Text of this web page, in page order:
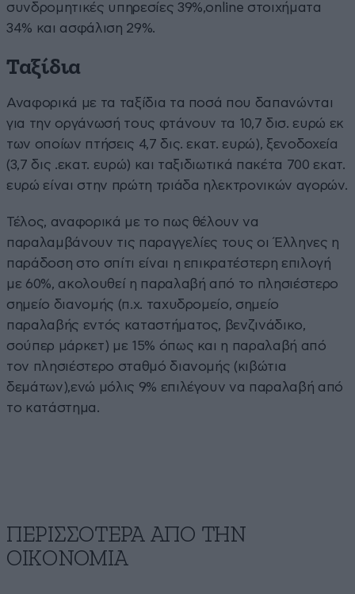
συνδρομητικές υπηρεσίες 39%,οnline στοιχήματα
34% και ασφάλιση 29%.
Ταξίδια
Αναφορικά με τα ταξίδια τα ποσά που δαπανώνται
για την οργάνωσή τους φτάνουν τα 10,7 δισ. ευρώ εκ
των οποίων πτήσεις 4,7 δις. εκατ. ευρώ), ξενοδοχεία
(3,7 δις .εκατ. ευρώ) και ταξιδιωτικά πακέτα 700 εκατ.
ευρώ είναι στην πρώτη τριάδα ηλεκτρονικών αγορών.
Τέλος, αναφορικά με το πως θέλουν να
παραλαμβάνουν τις παραγγελίες τους οι Έλληνες η
παράδοση στο σπίτι είναι η επικρατέστερη επιλογή
με 60%, ακολουθεί η παραλαβή από το πλησιέστερο
σημείο διανομής (π.χ. ταχυδρομείο, σημείο
παραλαβής εντός καταστήματος, βενζινάδικο,
σούπερ μάρκετ) με 15% όπως και η παραλαβή από
τον πλησιέστερο σταθμό διανομής (κιβώτια
δεμάτων),ενώ μόλις 9% επιλέγουν να παραλαβή από
το κατάστημα.
ΠΕΡΙΣΣΟΤΕΡΑ ΑΠΟ ΤΗΝ
ΟΙΚΟΝΟΜΙΑ